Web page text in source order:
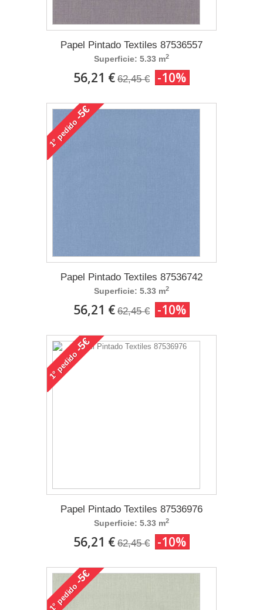
Papel Pintado Textiles 87536557
Superficie: 5.33 m2
56,21 € 62,45 € -10%
1°
pedido
-5€
Papel Pintado Textiles 87536742
Superficie: 5.33 m2
56,21 € 62,45 € -10%
1°
pedido
-5€
Papel Pintado Textiles 87536976
Superficie: 5.33 m2
56,21 € 62,45 € -10%
1°
pedido
-5€